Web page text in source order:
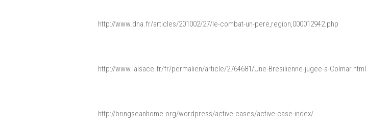
http://www.dna.fr/articles/201002/27/le-combat-un-pere,region,000012942.php
http://www.lalsace.fr/fr/permalien/article/2764681/Une-Bresilienne-jugee-a-Colmar.html
http://bringseanhome.org/wordpress/active-cases/active-case-index/